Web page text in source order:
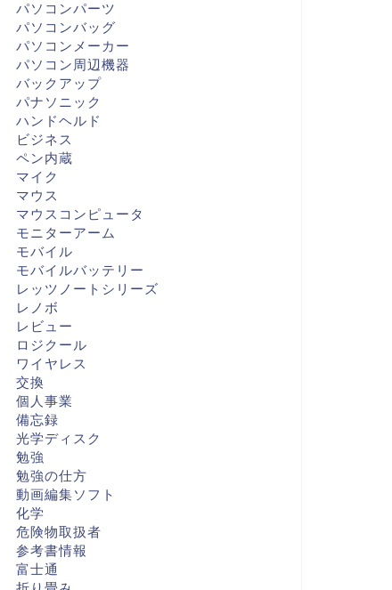
パソコンパーツ
パソコンバッグ
パソコンメーカー
パソコン周辺機器
バックアップ
パナソニック
ハンドヘルド
ビジネス
ペン内蔵
マイク
マウス
マウスコンピュータ
モニターアーム
モバイル
モバイルバッテリー
レッツノートシリーズ
レノボ
レビュー
ロジクール
ワイヤレス
交換
個人事業
備忘録
光学ディスク
勉強
勉強の仕方
動画編集ソフト
化学
危険物取扱者
参考書情報
富士通